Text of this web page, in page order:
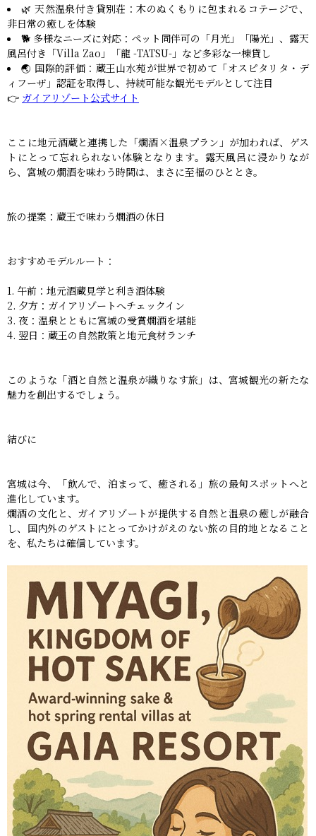
🌿 天然温泉付き貸別荘：木のぬくもりに包まれるコテージで、
非日常の癒しを体験
🐕 多様なニーズに対応：ペット同伴可の「月光」「陽光」、露天
風呂付き「Villa Zao」「龍 -TATSU-」など多彩な一棟貸し
🌏 国際的評価：蔵王山水苑が世界で初めて「オスピタリタ・デ
ィフーザ」認証を取得し、持続可能な観光モデルとして注目
👉 ガイアリゾート公式サイト
ここに地元酒蔵と連携した「燗酒×温泉プラン」が加われば、ゲス
トにとって忘れられない体験となります。露天風呂に浸かりなが
ら、宮城の燗酒を味わう時間は、まさに至福のひととき。
旅の提案：蔵王で味わう燗酒の休日
おすすめモデルルート：
午前：地元酒蔵見学と利き酒体験
夕方：ガイアリゾートへチェックイン
夜：温泉とともに宮城の受賞燗酒を堪能
翌日：蔵王の自然散策と地元食材ランチ
このような「酒と自然と温泉が織りなす旅」は、宮城観光の新たな
魅力を創出するでしょう。
結びに
宮城は今、「飲んで、泊まって、癒される」旅の最旬スポットへと
進化しています。
燗酒の文化と、ガイアリゾートが提供する自然と温泉の癒しが融合
し、国内外のゲストにとってかけがえのない旅の目的地となること
を、私たちは確信しています。